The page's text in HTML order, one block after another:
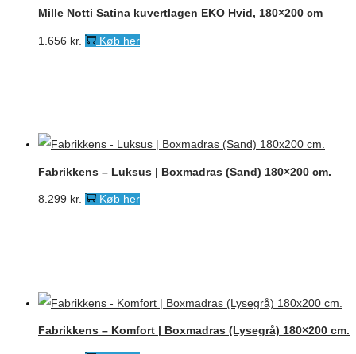
Mille Notti Satina kuvertlagen EKO Hvid, 180×200 cm
1.656 kr. Køb her
Fabrikkens – Luksus | Boxmadras (Sand) 180×200 cm.
8.299 kr. Køb her
Fabrikkens – Komfort | Boxmadras (Lysegrå) 180×200 cm.